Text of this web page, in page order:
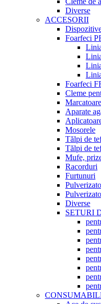
Diverse
ACCESORII
Foarfeci
Foarfeci
Cleme
Aparate
Mosorele
Tălpi de
Tălpi de
Mufe,
Racorduri
Furtunuri
Diverse
SETURI